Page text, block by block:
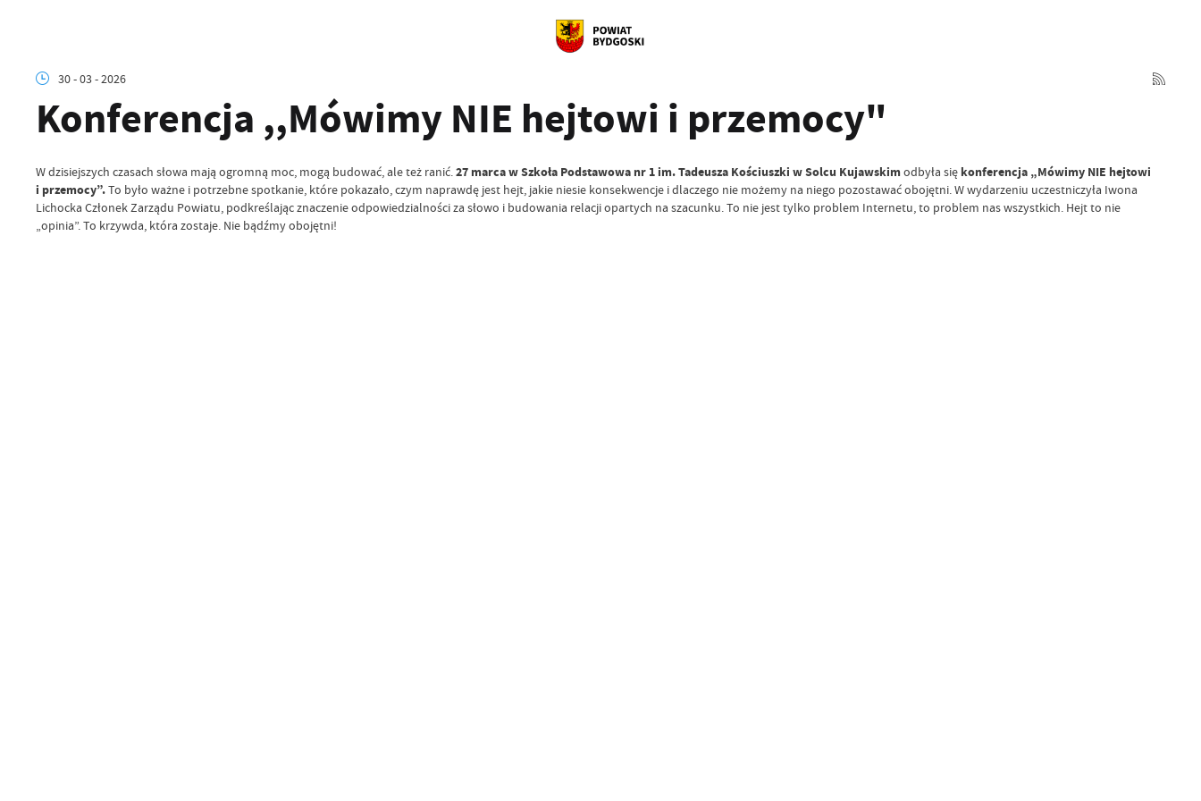
30 - 03 - 2026
Konferencja ,,Mówimy NIE hejtowi i przemocy"
W dzisiejszych czasach słowa mają ogromną moc, mogą budować, ale też ranić.27 marca w Szkoła Podstawowa nr 1 im. Tadeusza Kościuszki w Solcu Kujawskimodbyła się konferencja „Mówimy NIE hejtowi
i przemocy”.To było ważne i potrzebne spotkanie, które pokazało, czym naprawdę jest hejt, jakie niesie konsekwencje i dlaczego nie możemy na niego pozostawać obojętni. W wydarzeniu uczestniczyła Iwona
Lichocka Członek Zarządu Powiatu, podkreślając znaczenie odpowiedzialności za słowo i budowania relacji opartych na szacunku. To nie jest tylko problem Internetu, to problem nas wszystkich. Hejt to nie
„opinia”. To krzywda, która zostaje. Nie bądźmy obojętni!